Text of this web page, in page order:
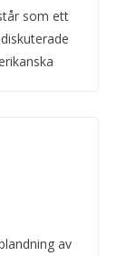
som ett
av